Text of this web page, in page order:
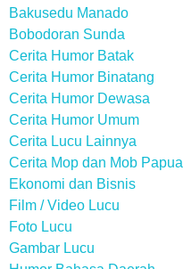
Bakusedu Manado
Bobodoran Sunda
Cerita Humor Batak
Cerita Humor Binatang
Cerita Humor Dewasa
Cerita Humor Umum
Cerita Lucu Lainnya
Cerita Mop dan Mob Papua
Ekonomi dan Bisnis
Film / Video Lucu
Foto Lucu
Gambar Lucu